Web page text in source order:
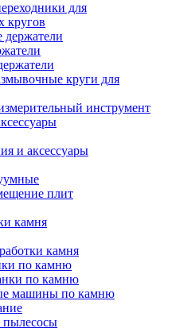
для
кругов
круги для
инструмент
и аксессуары
плит
камня
камня
по камню
по камню
машины по камню
пылесосы